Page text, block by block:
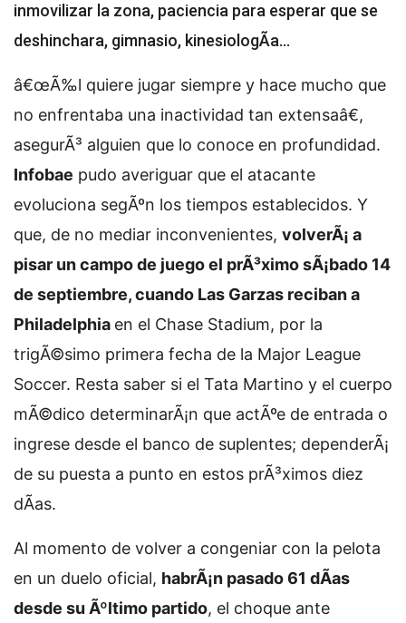
inmovilizar la zona, paciencia para esperar que se
deshinchara, gimnasio, kinesiologÃ­a...
â€œÃ‰l quiere jugar siempre y hace mucho que
no enfrentaba una inactividad tan extensaâ€,
asegurÃ³ alguien que lo conoce en profundidad.
Infobae pudo averiguar que el atacante
evoluciona segÃºn los tiempos establecidos. Y
que, de no mediar inconvenientes, volverÃ¡ a
pisar un campo de juego el prÃ³ximo sÃ¡bado 14
de septiembre, cuando Las Garzas reciban a
Philadelphia en el Chase Stadium, por la
trigÃ©simo primera fecha de la Major League
Soccer. Resta saber si el Tata Martino y el cuerpo
mÃ©dico determinarÃ¡n que actÃºe de entrada o
ingrese desde el banco de suplentes; dependerÃ¡
de su puesta a punto en estos prÃ³ximos diez
dÃ­as.
Al momento de volver a congeniar con la pelota
en un duelo oficial, habrÃ¡n pasado 61 dÃ­as
desde su Ãºltimo partido, el choque ante